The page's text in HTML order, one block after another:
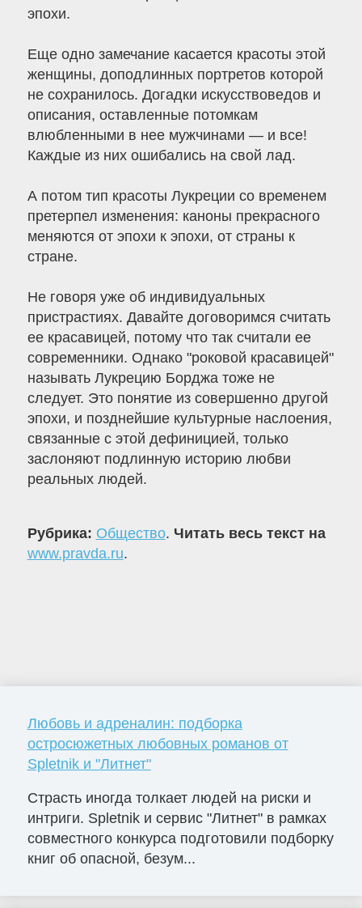
эпохи.
Еще одно замечание касается красоты этой
женщины, доподлинных портретов которой
не сохранилось. Догадки искусствоведов и
описания, оставленные потомкам
влюбленными в нее мужчинами — и все!
Каждые из них ошибались на свой лад.
А потом тип красоты Лукреции со временем
претерпел изменения: каноны прекрасного
меняются от эпохи к эпохи, от страны к
стране.
Не говоря уже об индивидуальных
пристрастиях. Давайте договоримся считать
ее красавицей, потому что так считали ее
современники. Однако "роковой красавицей"
называть Лукрецию Борджа тоже не
следует. Это понятие из совершенно другой
эпохи, и позднейшие культурные наслоения,
связанные с этой дефиницией, только
заслоняют подлинную историю любви
реальных людей.
Рубрика: Общество. Читать весь текст на
www.pravda.ru.
Любовь и адреналин: подборка
остросюжетных любовных романов от
Spletnik и "Литнет"
Страсть иногда толкает людей на риски и
интриги. Spletnik и сервис "Литнет" в рамках
совместного конкурса подготовили подборку
книг об опасной, безум...